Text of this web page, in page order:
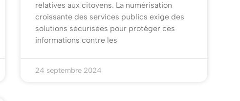
relatives aux citoyens. La numérisation
croissante des services publics exige des
solutions sécurisées pour protéger ces
informations contre les
24 septembre 2024